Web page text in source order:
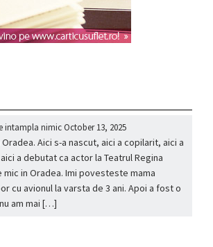
intampla nimicOctober 13, 2025
Aici s-a nascut, aici a copilarit, aici a
a debutat ca actor la Teatrul Regina
mic in Oradea. Imi povesteste mama
cu avionul la varsta de 3 ani. Apoi a fost o
am mai […]